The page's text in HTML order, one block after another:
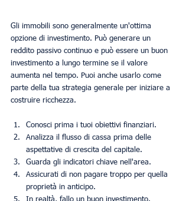
Gli immobili sono generalmente un'ottima
opzione di investimento. Può generare un
reddito passivo continuo e può essere un buon
investimento a lungo termine se il valore
aumenta nel tempo. Puoi anche usarlo come
parte della tua strategia generale per iniziare a
costruire ricchezza.
Conosci prima i tuoi obiettivi finanziari.
Analizza il flusso di cassa prima delle
aspettative di crescita del capitale.
Guarda gli indicatori chiave nell'area.
Assicurati di non pagare troppo per quella
proprietà in anticipo.